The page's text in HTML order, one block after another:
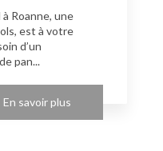
Roanne, une
est à votre
d’un
pan...
En savoir plus